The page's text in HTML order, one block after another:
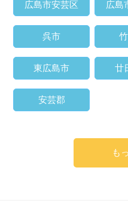
広島市安芸区 広島
呉市
東広島市 廿
安芸郡
も